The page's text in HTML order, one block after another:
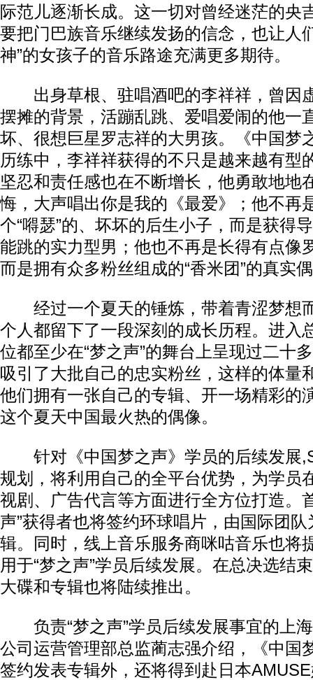
际范儿逐渐长成。这一切对曾经迷茫的央
要把门巴族音乐继续发扬的信念，也让人
神”的女孩子的音乐路途充满更多期待。
出身草根、驻唱酒吧的李祥祥，曾因
摆摊的背景，活蹦乱跳、爱唱爱闹的他一
坏、很想巨星罗志祥的大男孩。《中国梦
历练中，李祥祥获得的不只是越来越有型
坚忍和责任感也在不断增长，他勇敢地地
悔，大声唱出你是我的《最爱》；他不再
个“嘚瑟”的、坏坏的后生小子，而是获得
能跳的实力型男；他也不再是长得有点像
而是拥有众多粉丝组成的“香米团”的真实
经过一个夏天的锤炼，带着青涩梦想
个人都留下了一段深刻的成长历程。进入
位都至少在“梦之声”的舞台上呈现过二十
吸引了大批自己的忠实粉丝，这样的体量
他们拥有一张自己的专辑、开一场精彩的
这个夏天中国最火热的偶像。
针对《中国梦之声》学员的后续发展
规划，将利用自己的全平台优势，为学员
视剧、广告代言等方面进行全方位打造。
声”获得者也将签约环球唱片，由国际团
辑。同时，线上音乐服务商咪咕音乐也将
用于“梦之声”学员后续发展。在总决选结
大碟和专辑也将陆续推出。
负责“梦之声”学员后续发展事宜的上
公司运营管理部总监蔺志强介绍，《中国
签约发表专辑外，还将得到赴日本